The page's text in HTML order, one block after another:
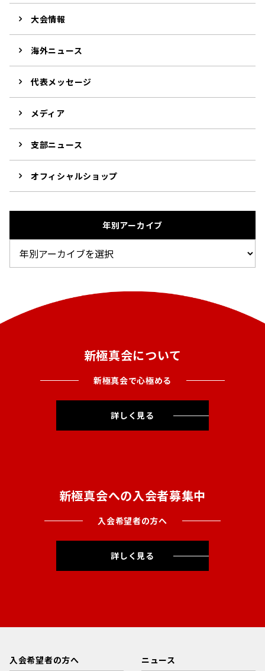
大会情報
海外ニュース
代表メッセージ
メディア
支部ニュース
オフィシャルショップ
年別アーカイブ
新極真会について
新極真会で心極める
詳しく見る
新極真会への入会者募集中
入会希望者の方へ
詳しく見る
入会希望者の方へ ニュース